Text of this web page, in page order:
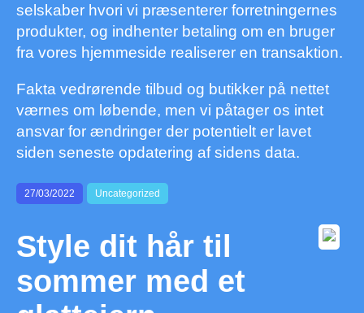
selskaber hvori vi præsenterer forretningernes
produkter, og indhenter betaling om en bruger
fra vores hjemmeside realiserer en transaktion.
Fakta vedrørende tilbud og butikker på nettet
værnes om løbende, men vi påtager os intet
ansvar for ændringer der potentielt er lavet
siden seneste opdatering af sidens data.
27/03/2022 Uncategorized
Style dit hår til
sommer med et